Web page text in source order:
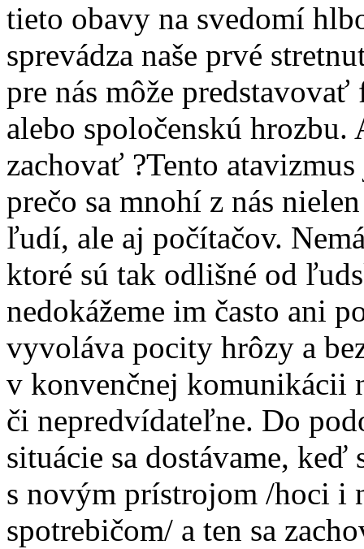
tieto obavy na svedomí
sprevádza naše prvé
pre nás môže
alebo spoločenskú
zachovať ?Tento
prečo sa mnohí z nás
ľudí, ale aj počítačov.
ktoré sú tak odlišné od
nedokážeme im často ani
vyvoláva pocity hrôzy a
v konvenčnej komunikácii
či nepredvídateľne. Do
situácie sa dostávame,
s novým prístrojom /hoci i
spotrebičom/ a ten sa